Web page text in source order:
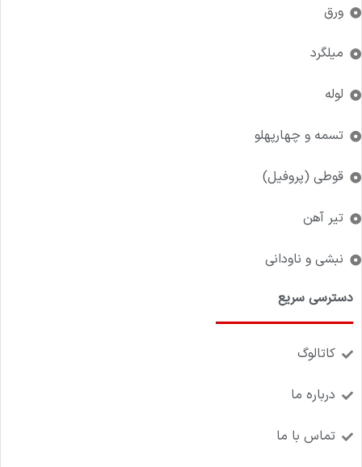
ورق
میلگرد
لوله
تسمه و چهارپهلو
قوطی (پروفیل)
تیر آهن
نبشی و ناودانی
دسترسی سریع
کاتالوگ
درباره ما
تماس با ما